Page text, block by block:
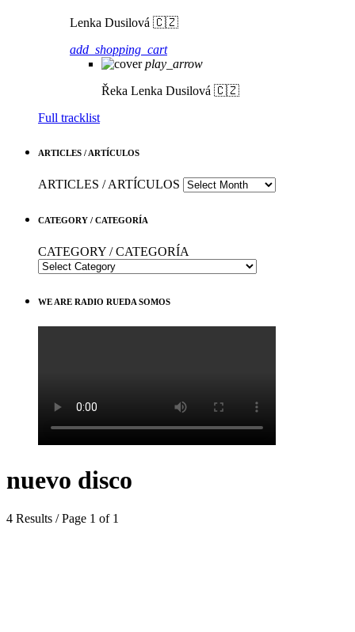
Lenka Dusilová 🇨🇿
add_shopping_cart
play_arrow
Řeka Lenka Dusilová 🇨🇿
Full tracklist
ARTICLES / ARTÍCULOS
ARTICLES / ARTÍCULOS
CATEGORY / CATEGORÍA
CATEGORY / CATEGORÍA
WE ARE RADIO RUEDA SOMOS
nuevo disco
4 Results / Page 1 of 1